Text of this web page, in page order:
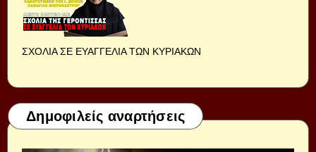
ΣΧΟΛΙΑ ΣΕ ΕΥΑΓΓΕΛΙΑ ΤΩΝ ΚΥΡΙΑΚΩΝ
Δημοφιλείς αναρτήσεις